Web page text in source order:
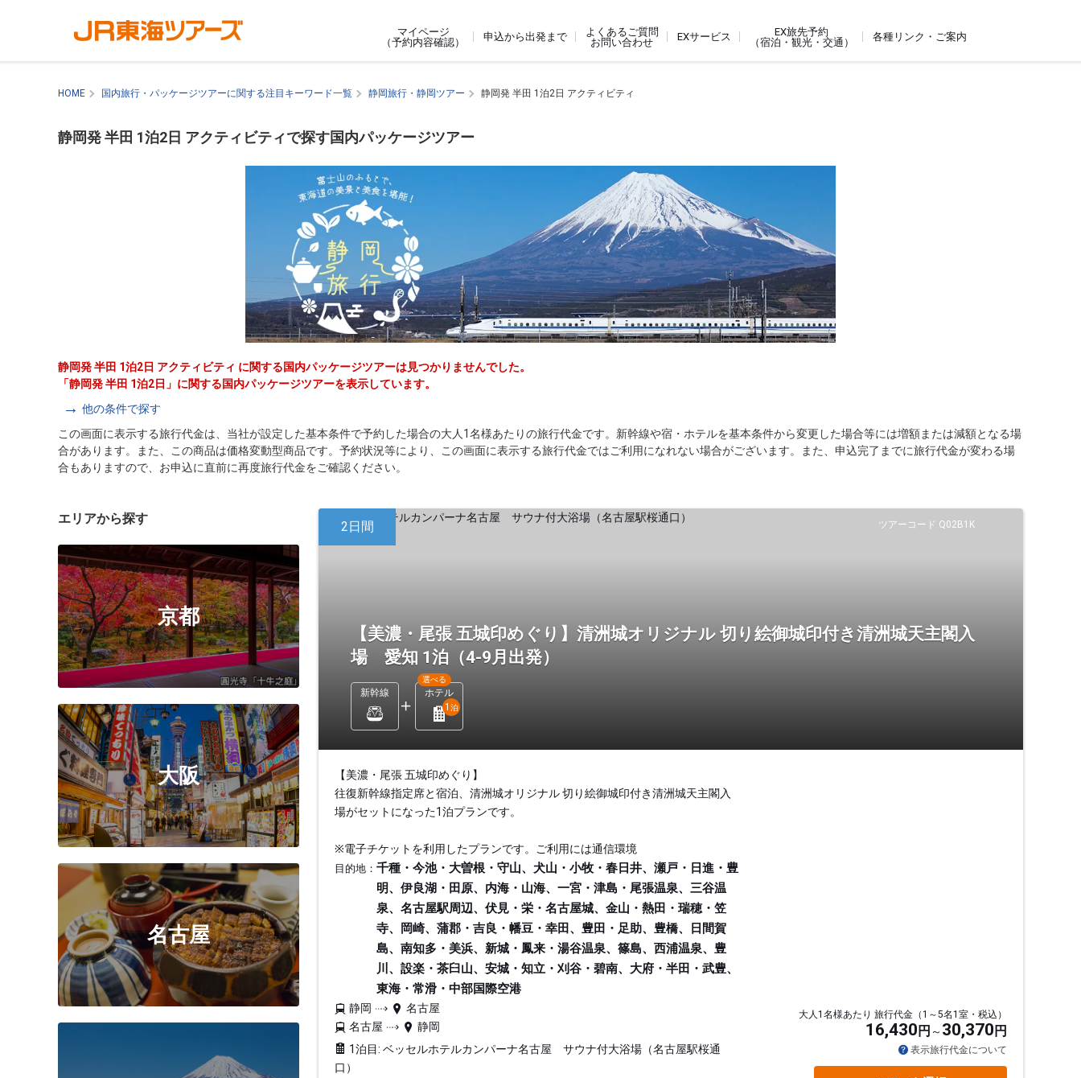
マイページ
（予約内容確認）
申込から出発まで
よくあるご質問
お問い合わせ
EXサービス
EX旅先予約
（宿泊・観光・交通）
各種リンク・ご案内
HOME 国内旅行・パッケージツアーに関する注目キーワード一覧 静岡旅行・静岡ツアー 静岡発 半田 1泊2日 アクティビティ
静岡発 半田 1泊2日 アクティビティで探す国内パッケージツアー
静岡発 半田 1泊2日 アクティビティ に関する国内パッケージツアーは見つかりませんでした。
「静岡発 半田 1泊2日」に関する国内パッケージツアーを表示しています。
他の条件で探す
この画面に表示する旅行代金は、当社が設定した基本条件で予約した場合の大人1名様あたりの旅行代金です。新幹線や宿・ホテルを基本条件から変更した場合等には増額または減額となる場
合があります。また、この商品は価格変動型商品です。予約状況等により、この画面に表示する旅行代金ではご利用になれない場合がございます。また、申込完了までに旅行代金が変わる場
合もありますので、お申込に直前に再度旅行代金をご確認ください。
エリアから探す
京都
大阪
名古屋
ツアーコード Q02B1K
2日間
【美濃・尾張 五城印めぐり】清洲城オリジナル 切り絵御城印付き清洲城天主閣入
場 愛知 1泊（4-9月出発）
新幹線 ホテル
選べる
1 泊
【美濃・尾張 五城印めぐり】
往復新幹線指定席と宿泊、清洲城オリジナル 切り絵御城印付き清洲城天主閣入
場がセットになった1泊プランです。
※電子チケットを利用したプランです。ご利用には通信環境
目的地： 千種・今池・大曽根・守山、犬山・小牧・春日井、瀬戸・日進・豊
明、伊良湖・田原、内海・山海、一宮・津島・尾張温泉、三谷温
泉、名古屋駅周辺、伏見・栄・名古屋城、金山・熱田・瑞穂・笠
寺、岡崎、蒲郡・吉良・幡豆・幸田、豊田・足助、豊橋、日間賀
島、南知多・美浜、新城・鳳来・湯谷温泉、篠島、西浦温泉、豊
川、設楽・茶臼山、安城・知立・刈谷・碧南、大府・半田・武豊、
東海・常滑・中部国際空港
静岡
名古屋
名古屋
静岡
1泊目: ベッセルホテルカンパーナ名古屋 サウナ付大浴場（名古屋駅桜通
口）
大人1名様あたり 旅行代金（1～5名1室・税込）
16,430 円 30,370 円
表示旅行代金について